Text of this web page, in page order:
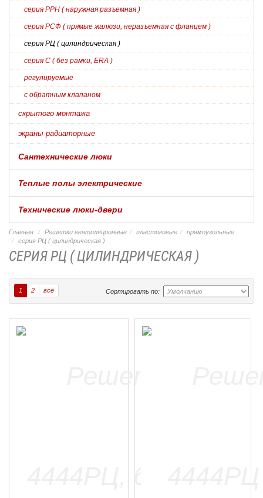
серия РРН ( наружная разъемная )
серия РСФ ( прямые жалюзи, неразъемная с фланцем )
серия РЦ ( цилиндрическая )
серия С ( без рамки, ERA )
регулируемые
с обратным клапаном
скрытого монтажа
экраны радиаторные
Сантехнические люки
Теплые полы электрические
Технические люки-двери
Главная Решетки вентиляционные пластиковые
прямоугольные
серия РЦ ( цилиндрическая )
СЕРИЯ РЦ ( ЦИЛИНДРИЧЕСКАЯ )
Сортировать по:
1 2 всё